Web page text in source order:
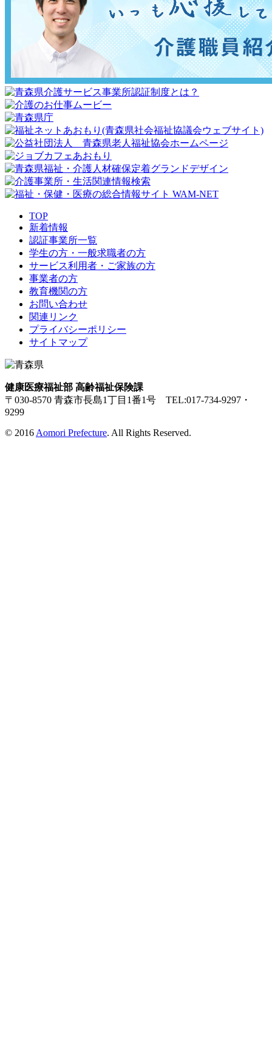
TOP
新着情報
認証事業所一覧
学生の方・一般求職者の方
サービス利用者・ご家族の方
事業者の方
教育機関の方
お問い合わせ
関連リンク
プライバシーポリシー
サイトマップ
健康医療福祉部 高齢福祉保険課
〒030-8570 青森市長島1丁目1番1号 TEL:017-734-9297・
9299
© 2016 Aomori Prefecture. All Rights Reserved.